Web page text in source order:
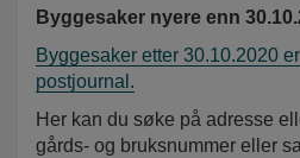
Byggesaker nyere enn
Byggesaker etter 30.10.2020
postjournal.
Her kan du søke på adresse
gårds- og bruksnummer eller